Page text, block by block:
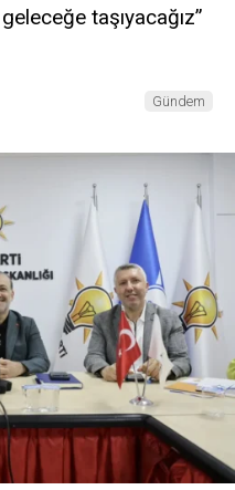
taşıyacağız”
Gündem